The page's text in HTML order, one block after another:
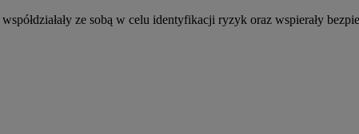
ze sobą w celu identyfikacji ryzyk oraz wspierały